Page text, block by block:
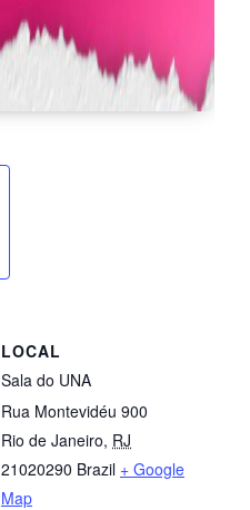
LOCAL
Sala do UNA
Rua Montevidéu 900
Rio de Janeiro, RJ
21020290 Brazil + Google
Map